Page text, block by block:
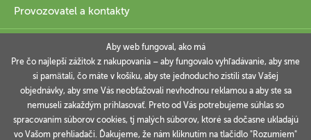
Provozovatel a kontakty
INFORMACE
VAŠE OBJEDNÁVKY
Aby web fungoval, ako má
Pre čo najlepší zážitok z nakupovania – aby fungovalo vyhľadávanie, aby sme
si pamätali, čo máte v košíku, aby ste jednoducho zistili stav Vašej
objednávky, aby sme Vás neobťažovali nevhodnou reklamou a aby ste sa
nemuseli zakaždým prihlasovať. Preto od Vás potrebujeme súhlas so
spracovaním súborov cookies, tj malých súborov, ktoré sa dočasne ukladajú
vo Vašom prehliadači. Ďakujeme, že nám kliknutím na tlačidlo "Rozumiem"